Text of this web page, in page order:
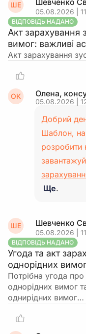
ШЕ Шевченко
05.08.2026 |
ВІДПОВІДЬ НАДАНО
Акт зарахування
вимог: важливі
Акт зарахування
ОК Олена,
05.08.2026 |
Добрий
Шаблон, на
розробити
Ще.
ШЕ Шевченко
05.08.2026 |
ВІДПОВІДЬ НАДАНО
Угода та акт
однорідних
Потрібна угода про
однорідних вимог
однирідних вимог…